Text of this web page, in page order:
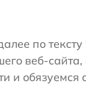
по
веб-
и